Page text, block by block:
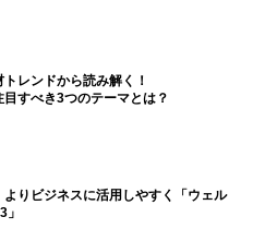
レンドから読み解く！
すべき3つのテーマとは？
りビジネスに活用しやすく「ウェル